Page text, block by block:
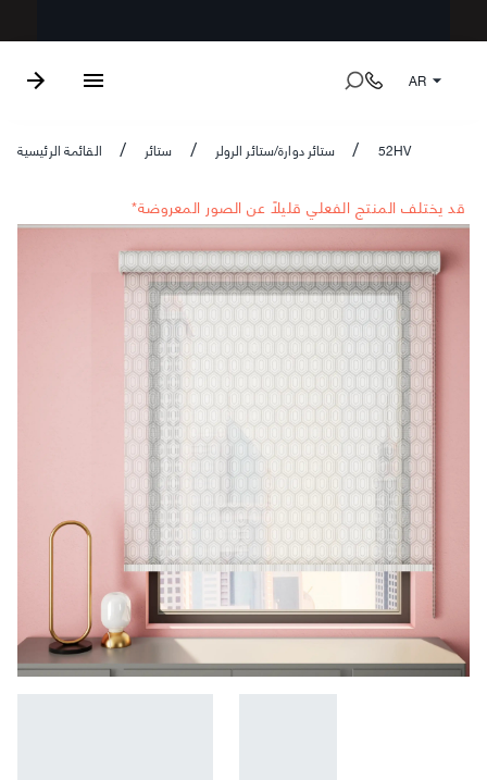
AR
القائمة الرئيسية / ستائر / ستائر دوارة/ستائر الرولر / 52HV
*قد يختلف المنتج الفعلي قليلاً عن الصور المعروضة